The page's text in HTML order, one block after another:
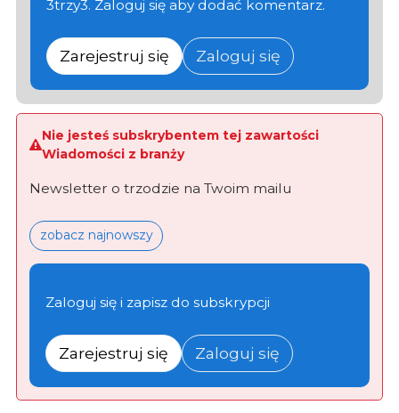
3trzy3. Zaloguj się aby dodać komentarz.
Zarejestruj się Zaloguj się
Nie jesteś subskrybentem tej zawartości
Wiadomości z branży
Newsletter o trzodzie na Twoim mailu
zobacz najnowszy
Zaloguj się i zapisz do subskrypcji
Zarejestruj się Zaloguj się